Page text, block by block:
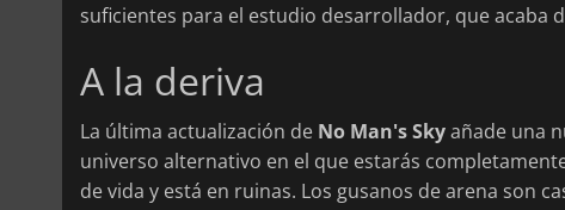
suficientes para el estudio desarrollador, que acaba
A la deriva
La última actualización de No Man's Skyañade una
universo alternativo en el que estarás
de vida y está en ruinas. Los gusanos de arena son